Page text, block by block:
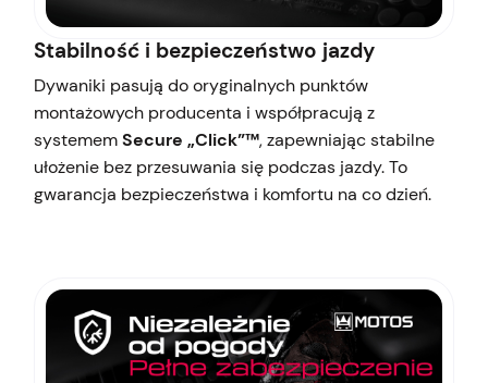
Stabilność i bezpieczeństwo jazdy
Dywaniki pasują do oryginalnych punktów
montażowych producenta i współpracują z
systememSecure „Click”™, zapewniając stabilne
ułożenie bez przesuwania się podczas jazdy. To
gwarancja bezpieczeństwa i komfortu na co dzień.